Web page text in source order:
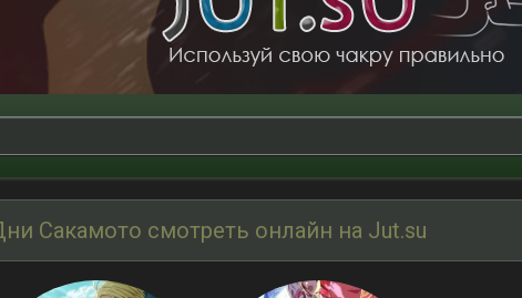
Сакамото смотреть онлайн на Jut.su